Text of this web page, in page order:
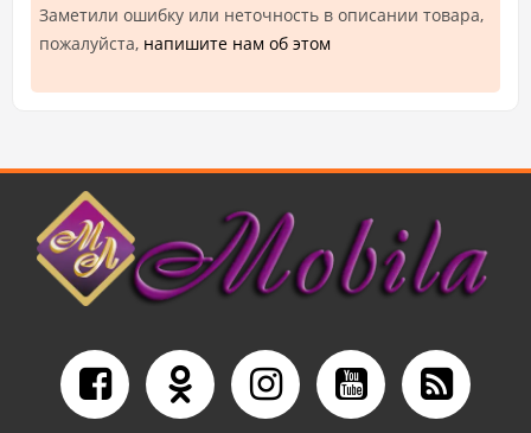
Заметили ошибку или неточность в описании товара,
пожалуйста, напишите нам об этом